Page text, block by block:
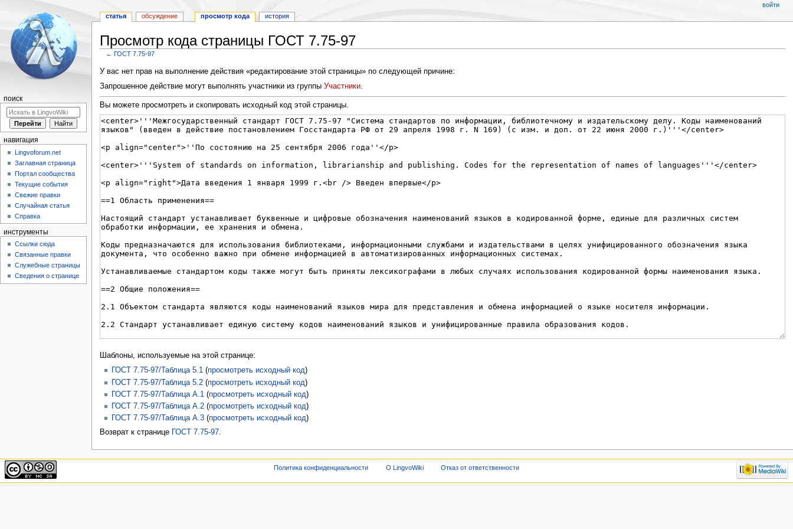
Просмотр кода страницы ГОСТ 7.75-97
← ГОСТ 7.75-97
Перейти
к
Перейти
к
У вас нет прав на выполнение действия «редактирование этой страницы» по следующей причине:
Запрошенное действие могут выполнять участники из группы Участники.
Вы можете просмотреть и скопировать исходный код этой страницы.
Шаблоны, используемые на этой странице:
ГОСТ 7.75-97/Таблица 5.1(просмотреть исходный код)
ГОСТ 7.75-97/Таблица 5.2(просмотреть исходный код)
ГОСТ 7.75-97/Таблица А.1(просмотреть исходный код)
ГОСТ 7.75-97/Таблица А.2(просмотреть исходный код)
ГОСТ 7.75-97/Таблица А.3(просмотреть исходный код)
Возврат к странице
ГОСТ 7.75-97.
статья обсуждение просмотр кода история
войти
поиск
навигация
Lingvoforum.net
Заглавная страница
Портал сообщества
Текущие события
Свежие правки
Случайная статья
Справка
инструменты
Ссылки сюда
Связанные правки
Служебные страницы
Сведения о странице
Политика конфиденциальности О LingvoWiki Отказ от ответственности